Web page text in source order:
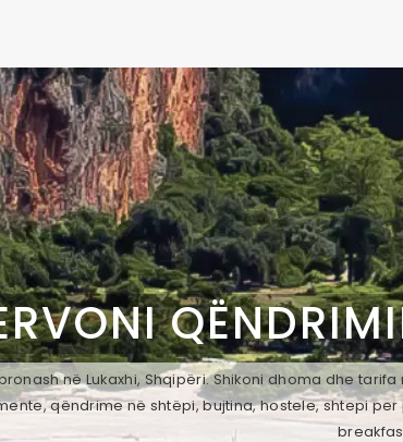
në Lukaxhi, Shqipëri. Shikoni dhoma dhe
qëndrime në shtëpi, bujtina, hostele, shtepi